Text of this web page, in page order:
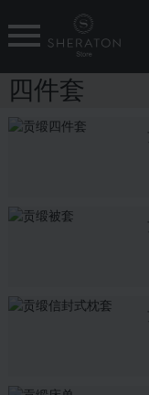
四件套